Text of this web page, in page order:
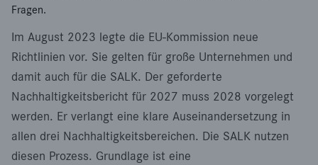
Fragen.
Im August 2023 legte die EU-Kommission neue
Richtlinien vor. Sie gelten für große Unternehmen und
damit auch für die SALK. Der geforderte
Nachhaltigkeitsbericht für 2027 muss 2028 vorgelegt
werden. Er verlangt eine klare Auseinandersetzung in
allen drei Nachhaltigkeitsbereichen. Die SALK nutzen
diesen Prozess. Grundlage ist eine